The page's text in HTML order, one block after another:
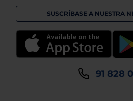
SUSCRÍBASE A NUESTRA
91 828